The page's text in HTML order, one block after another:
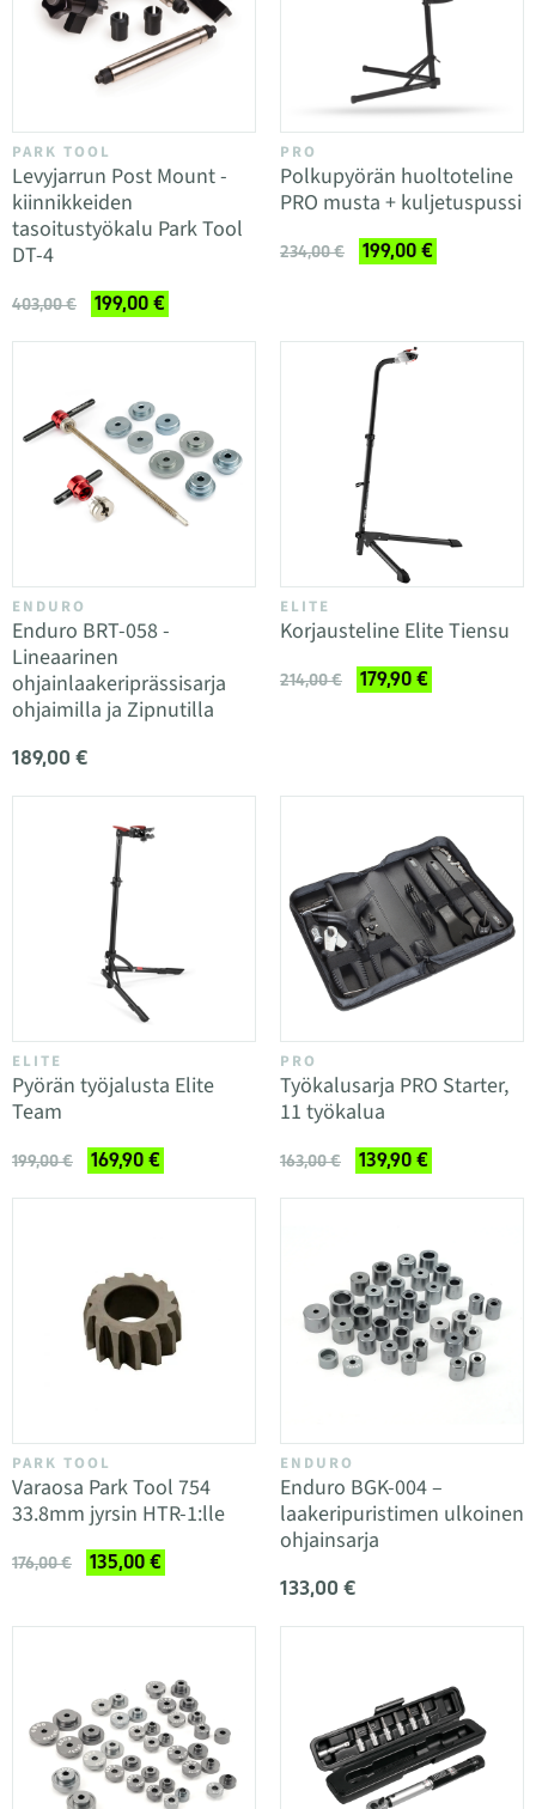
PARK TOOL
Levyjarrun Post Mount -
kiinnikkeiden
tasoitustyökalu Park Tool
DT-4
403,00 € 199,00 €
PRO
Polkupyörän huoltoteline
PRO musta + kuljetuspussi
234,00 € 199,00 €
ENDURO
Enduro BRT-058 -
Lineaarinen
ohjainlaakeriprässisarja
ohjaimilla ja Zipnutilla
189,00 €
ELITE
Korjausteline Elite Tiensu
214,00 € 179,90 €
ELITE
Pyörän työjalusta Elite
Team
199,00 € 169,90 €
PRO
Työkalusarja PRO Starter,
11 työkalua
163,00 € 139,90 €
PARK TOOL
Varaosa Park Tool 754
33.8mm jyrsin HTR-1:lle
176,00 € 135,00 €
ENDURO
Enduro BGK-004 –
laakeripuristimen ulkoinen
ohjainsarja
133,00 €